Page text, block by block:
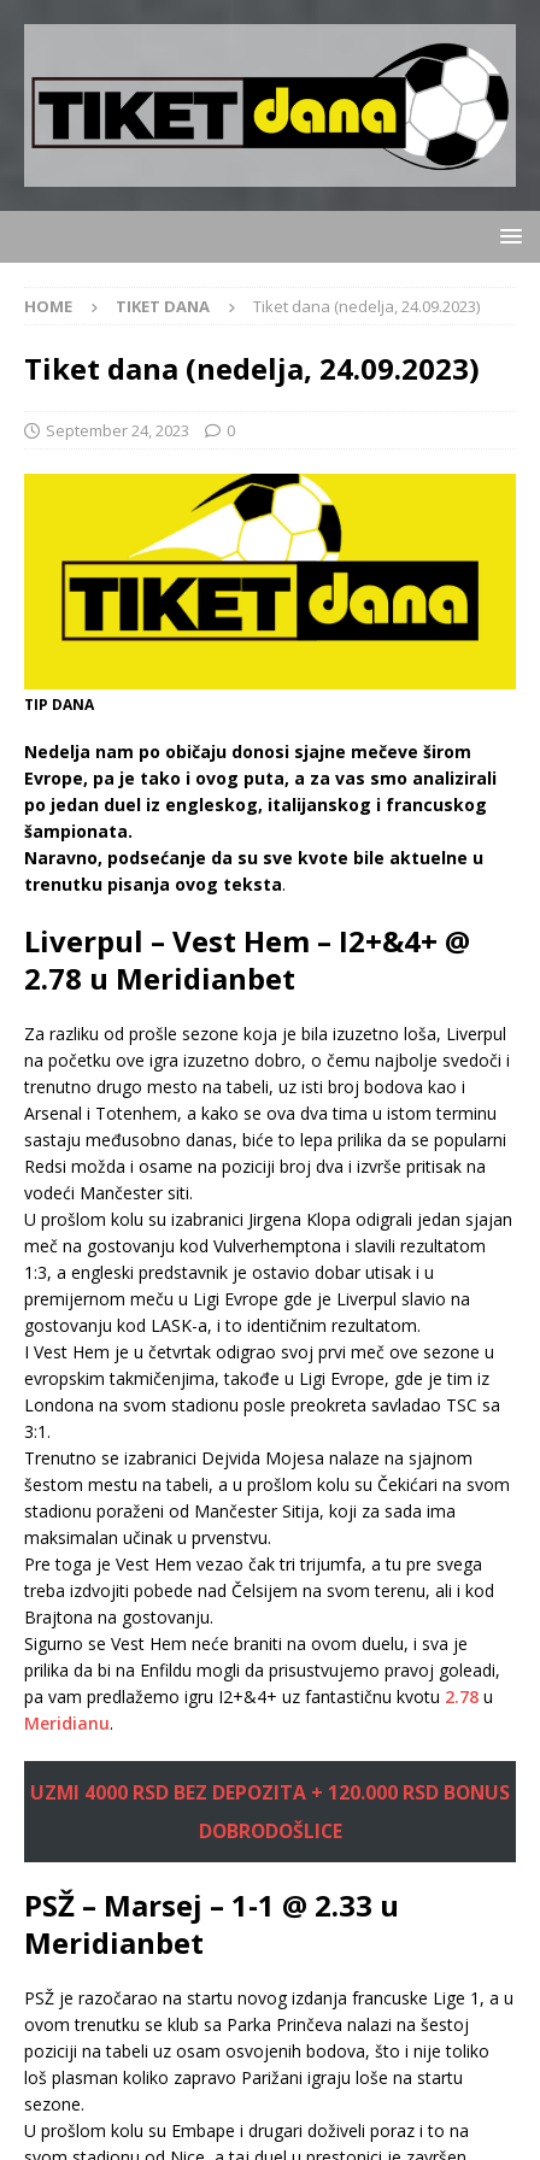
HOME TIKET DANA Tiket dana (nedelja, 24.09.2023)
Tiket dana (nedelja, 24.09.2023)
September 24, 2023 0
TIP DANA
Nedelja nam po običaju donosi sjajne mečeve širom
Evrope, pa je tako i ovog puta, a za vas smo analizirali
po jedan duel iz engleskog, italijanskog i francuskog
šampionata.
Naravno, podsećanje da su sve kvote bile aktuelne u
trenutku pisanja ovog teksta.
Liverpul – Vest Hem – I2+&4+ @
2.78 u Meridianbet
Za razliku od prošle sezone koja je bila izuzetno loša, Liverpul
na početku ove igra izuzetno dobro, o čemu najbolje svedoči i
trenutno drugo mesto na tabeli, uz isti broj bodova kao i
Arsenal i Totenhem, a kako se ova dva tima u istom terminu
sastaju međusobno danas, biće to lepa prilika da se popularni
Redsi možda i osame na poziciji broj dva i izvrše pritisak na
vodeći Mančester siti.
U prošlom kolu su izabranici Jirgena Klopa odigrali jedan sjajan
meč na gostovanju kod Vulverhemptona i slavili rezultatom
1:3, a engleski predstavnik je ostavio dobar utisak i u
premijernom meču u Ligi Evrope gde je Liverpul slavio na
gostovanju kod LASK-a, i to identičnim rezultatom.
I Vest Hem je u četvrtak odigrao svoj prvi meč ove sezone u
evropskim takmičenjima, takođe u Ligi Evrope, gde je tim iz
Londona na svom stadionu posle preokreta savladao TSC sa
3:1.
Trenutno se izabranici Dejvida Mojesa nalaze na sjajnom
šestom mestu na tabeli, a u prošlom kolu su Čekićari na svom
stadionu poraženi od Mančester Sitija, koji za sada ima
maksimalan učinak u prvenstvu.
Pre toga je Vest Hem vezao čak tri trijumfa, a tu pre svega
treba izdvojiti pobede nad Čelsijem na svom terenu, ali i kod
Brajtona na gostovanju.
Sigurno se Vest Hem neće braniti na ovom duelu, i sva je
prilika da bi na Enfildu mogli da prisustvujemo pravoj goleadi,
pa vam predlažemo igru I2+&4+ uz fantastičnu kvotu 2.78 u
Meridianu.
UZMI 4000 RSD BEZ DEPOZITA + 120.000 RSD BONUS
DOBRODOŠLICE
PSŽ – Marsej – 1-1 @ 2.33 u
Meridianbet
PSŽ je razočarao na startu novog izdanja francuske Lige 1, a u
ovom trenutku se klub sa Parka Prinčeva nalazi na šestoj
poziciji na tabeli uz osam osvojenih bodova, što i nije toliko
loš plasman koliko zapravo Parižani igraju loše na startu
sezone.
U prošlom kolu su Embape i drugari doživeli poraz i to na